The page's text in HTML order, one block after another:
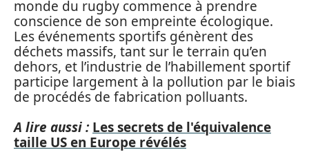
monde du rugby commence à prendre
conscience de son empreinte écologique.
Les événements sportifs génèrent des
déchets massifs, tant sur le terrain qu’en
dehors, et l’industrie de l’habillement sportif
participe largement à la pollution par le biais
de procédés de fabrication polluants.
A lire aussi : Les secrets de l'équivalence
taille US en Europe révélés